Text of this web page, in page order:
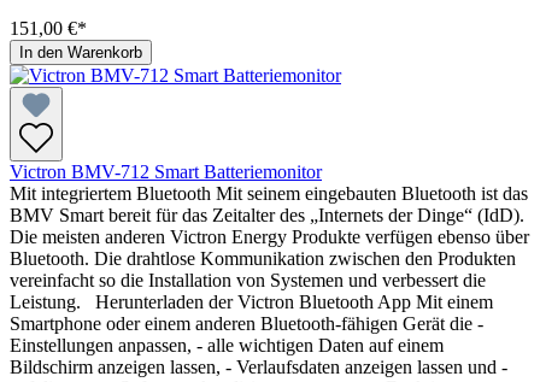
151,00 €*
In den Warenkorb
Victron BMV-712 Smart Batteriemonitor
Mit integriertem Bluetooth Mit seinem eingebauten Bluetooth ist das
BMV Smart bereit für das Zeitalter des „Internets der Dinge“ (IdD).
Die meisten anderen Victron Energy Produkte verfügen ebenso über
Bluetooth. Die drahtlose Kommunikation zwischen den Produkten
vereinfacht so die Installation von Systemen und verbessert die
Leistung. Herunterladen der Victron Bluetooth App Mit einem
Smartphone oder einem anderen Bluetooth-fähigen Gerät die -
Einstellungen anpassen, - alle wichtigen Daten auf einem
Bildschirm anzeigen lassen, - Verlaufsdaten anzeigen lassen und -